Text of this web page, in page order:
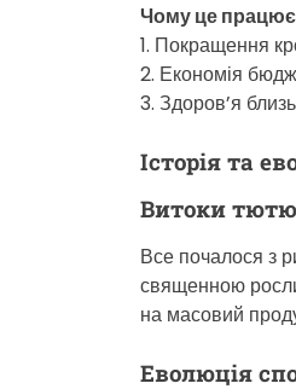
Чому це
1. Покращення
2. Економія
3. Здоров’я
Історія та
Витоки
Все почалося з
священною
на масовий
Еволюція